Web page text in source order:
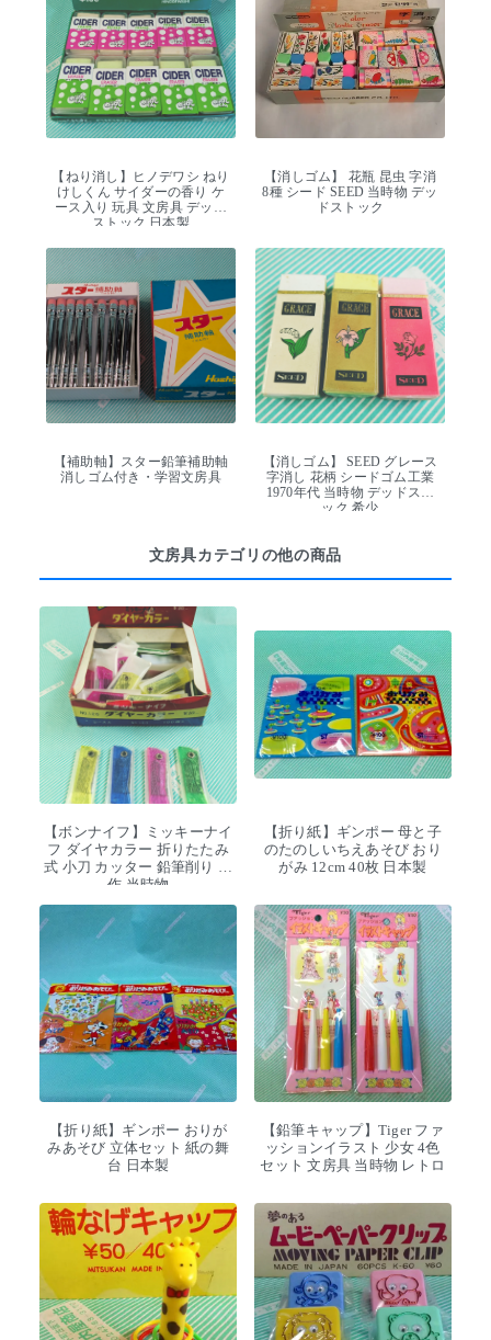
【ねり消し】ヒノデワシ ねり
けしくん サイダーの香り ケ
ース入り 玩具 文房具 デッド
ストック 日本製
【消しゴム】 花瓶 昆虫 字消
8種 シード SEED 当時物 デッ
ドストック
【補助軸】スター鉛筆補助軸
消しゴム付き・学習文房具
【消しゴム】 SEED グレース
字消し 花柄 シードゴム工業
1970年代 当時物 デッドスト
ック 希少
文房具カテゴリの他の商品
【ボンナイフ】ミッキーナイ
フ ダイヤカラー 折りたたみ
式 小刀 カッター 鉛筆削り 工
作 当時物
【折り紙】ギンポー 母と子
のたのしいちえあそび おり
がみ 12cm 40枚 日本製
【折り紙】ギンポー おりが
みあそび 立体セット 紙の舞
台 日本製
【鉛筆キャップ】Tiger ファ
ッションイラスト 少女 4色
セット 文房具 当時物 レトロ